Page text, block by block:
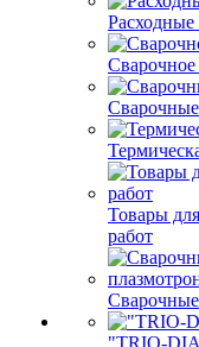
Сварочное
Товары
работ
"TRIO-